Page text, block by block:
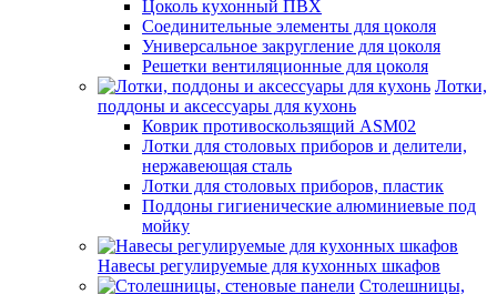
Цоколь кухонный ПВХ
Соединительные элементы для цоколя
Универсальное закругление для цоколя
Решетки вентиляционные для цоколя
Лотки,
поддоны и аксессуары для кухонь
Коврик противоскользящий ASM02
Лотки для столовых приборов и делители,
нержавеющая сталь
Лотки для столовых приборов, пластик
Поддоны гигиенические алюминиевые под
мойку
Навесы регулируемые для кухонных шкафов
Столешницы,